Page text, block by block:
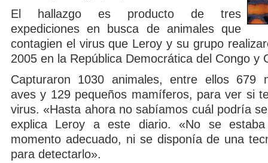
El hallazgo es producto de tres
expediciones en busca de animales que
contagien el virus que Leroy y su grupo
2005 en la República Democrática del Congo y
Capturaron 1030 animales, entre ellos 679
aves y 129 pequeños mamíferos, para ver si
virus. «Hasta ahora no sabíamos cuál podría
explica Leroy a este diario. «No se
momento adecuado, ni se disponía de una
para detectarlo».